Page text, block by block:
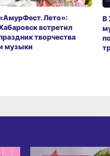
Лето»:
встретил
творчества
музыки
В